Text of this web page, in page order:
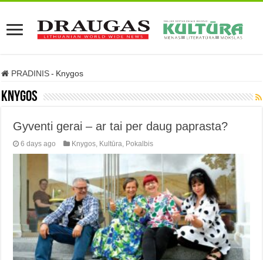
PRADINIS - Knygos
Knygos
Gyventi gerai – ar tai per daug paprasta?
6 days ago Knygos, Kultūra, Pokalbis